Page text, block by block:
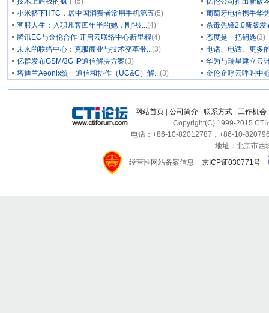
小米挤下HTC，居中国消费者常用手机第五(5)
葡萄牙电信携手华
客服人生：入职凡客四年半的她，刚“被...(4)
杀毒先锋2.0新版发
腾讯EC与金伦合作 开启云联络中心新里程(4) 态度是一把钥匙(3)
未来的联络中心：克服商业与技术变革带...(3)
电话、电话、更多
亿群发布GSM/3G IP通信解决方案(3)
华为与瑞星建立云
塔迪兰Aeonix统一通信和协作（UC&C）解...(3) 金伦企呼云呼叫中
网站首页 公司简介 联系方式 工作机会
Copyright(C) 1999-2015 CTI
电话：+86-10-82012787，+86-10-
地址：北京市西
经营性网站备案信息
京ICP证030771号